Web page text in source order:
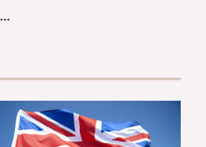
которые могут сильно усложнить
...